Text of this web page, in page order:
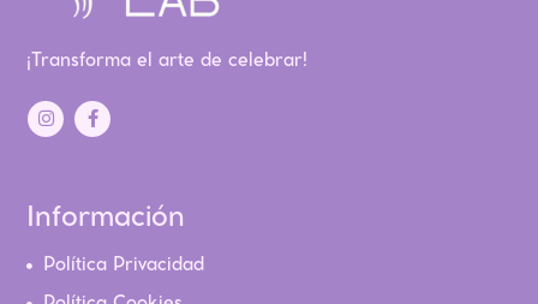
¡Transforma el arte de celebrar!
Información
Política Privacidad